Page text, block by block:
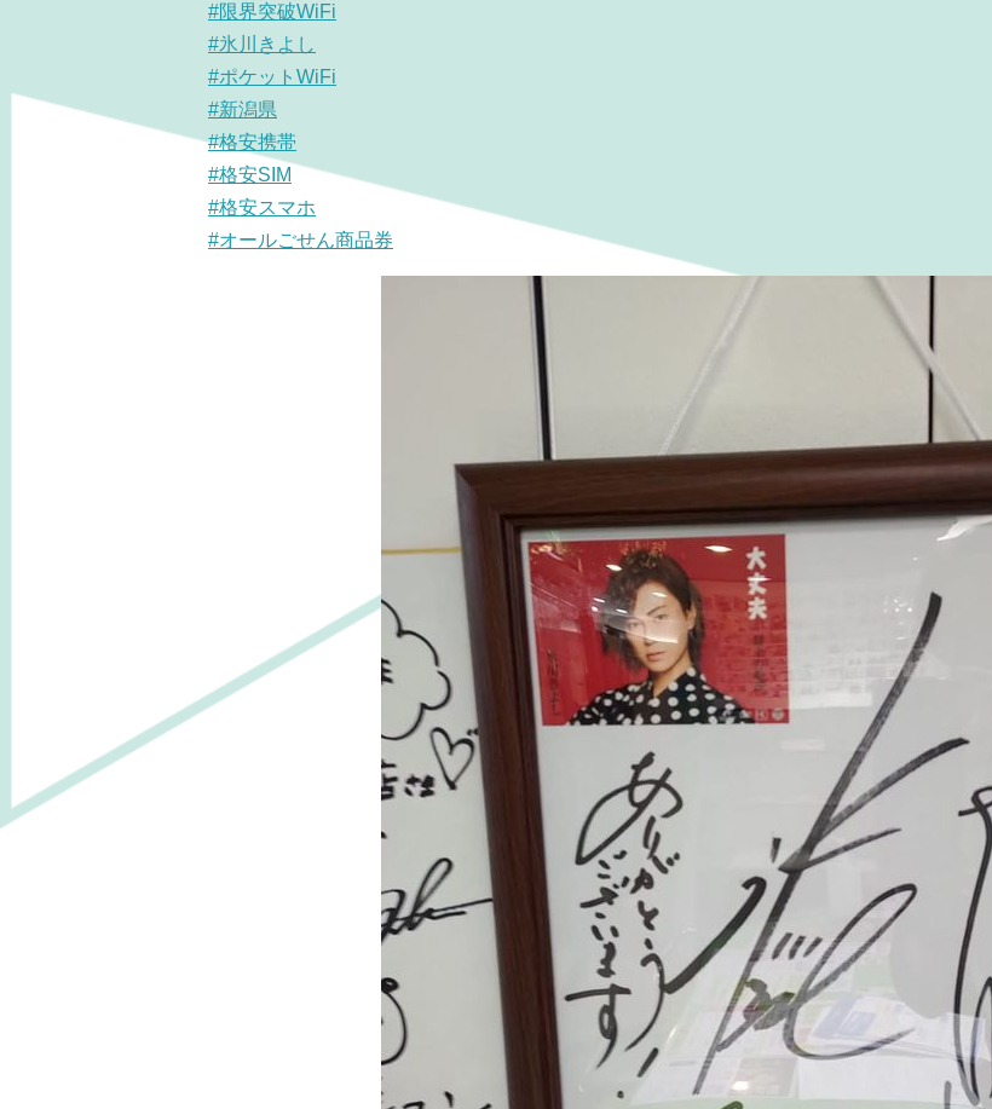
#限界突破WiFi
#氷川きよし
#ポケットWiFi
#新潟県
#格安携帯
#格安SIM
#格安スマホ
#オールごせん商品券